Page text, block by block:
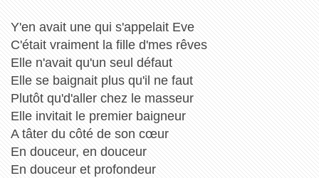
Y'en avait une qui s'appelait Eve
C'était vraiment la fille d'mes rêves
Elle n'avait qu'un seul défaut
Elle se baignait plus qu'il ne faut
Plutôt qu'd'aller chez le masseur
Elle invitait le premier baigneur
A tâter du côté de son cœur
En douceur, en douceur
En douceur et profondeur